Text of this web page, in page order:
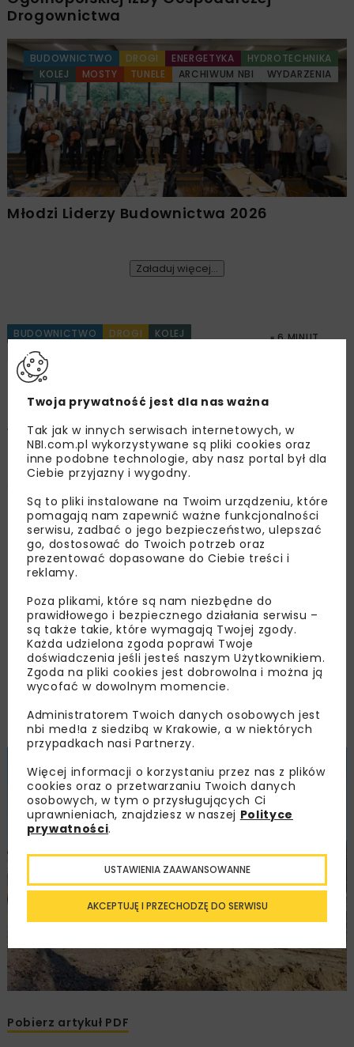
Drogownictwa
BUDOWNICTWO DROGI ENERGETYKA
HYDROTECHNIKA
KOLEJ
MOSTY TUNELE ARCHIWUM NBI WYDARZENIA
Młodzi Liderzy Budownictwa 2026
Załaduj więcej...
BUDOWNICTWO DROGI
KOLEJ
ARCHIWUM NBI
6 MINUT
Gruntowne zabezpieczenia
wykopów
Piotr Moneta
OPUBLIKOWANO: 12.07.2019
działek w centrach miast i stały rozwój
infrastruktury komunikacyjnej (w tym
podziemnej) widok sprzętu do wykonywania
zabezpieczeń głębokich wykopów w ścisłej
zabudowie przestał już dziwić mieszkańców.
Głębokie wykopy stanowią nieodłączny element
różnych gałęzi budownictwa.
Pobierz artykuł PDF
Twoja prywatność jest dla nas ważna
Tak jak w innych serwisach internetowych, w
NBI.com.pl wykorzystywane są pliki cookies oraz
inne podobne technologie, aby nasz portal był dla
Ciebie przyjazny i wygodny.
Są to pliki instalowane na Twoim urządzeniu, które
pomagają nam zapewnić ważne funkcjonalności
serwisu, zadbać o jego bezpieczeństwo, ulepszać
go, dostosować do Twoich potrzeb oraz
prezentować dopasowane do Ciebie treści i
reklamy.
Poza plikami, które są nam niezbędne do
prawidłowego i bezpiecznego działania serwisu –
są także takie, które wymagają Twojej zgody.
Każda udzielona zgoda poprawi Twoje
doświadczenia jeśli jesteś naszym Użytkownikiem.
Zgoda na pliki cookies jest dobrowolna i można ją
wycofać w dowolnym momencie.
Administratorem Twoich danych osobowych jest
nbi med!a z siedzibą w Krakowie, a w niektórych
przypadkach nasi Partnerzy.
Więcej informacji o korzystaniu przez nas z plików
cookies oraz o przetwarzaniu Twoich danych
osobowych, w tym o przysługujących Ci
uprawnieniach, znajdziesz w naszej Polityce
prywatności.
AKCEPTUJĘ I PRZECHODZĘ DO SERWISU
USTAWIENIA ZAAWANSOWANNE